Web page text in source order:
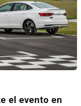
el evento en